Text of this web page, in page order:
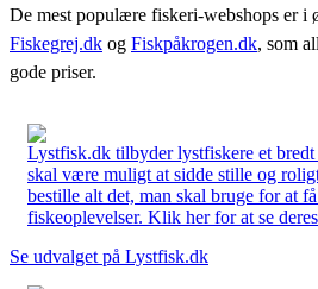
De mest populære fiskeri-webshops er i
Fiskegrej.dk og Fiskpåkrogen.dk, som
gode priser.
Lystfisk.dk tilbyder lystfiskere et
skal være muligt at sidde stille og
bestille alt det, man skal bruge for at
fiskeoplevelser. Klik her for at se
Se udvalget på Lystfisk.dk